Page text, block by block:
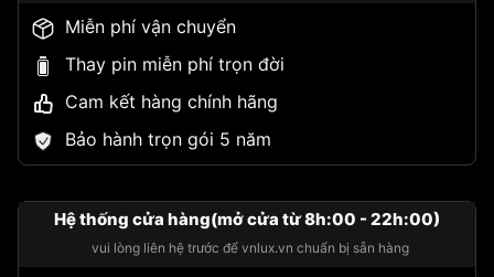
Miễn phí vận chuyển
Thay pin miễn phí trọn đời
Cam kết hàng chính hãng
Bảo hành trọn gói 5 năm
Hệ thống cửa hàng(mở cửa từ 8h:00 - 22h:00)
vui lòng liên hệ trước để vnlux.vn chuẩn bị sẵn hàng